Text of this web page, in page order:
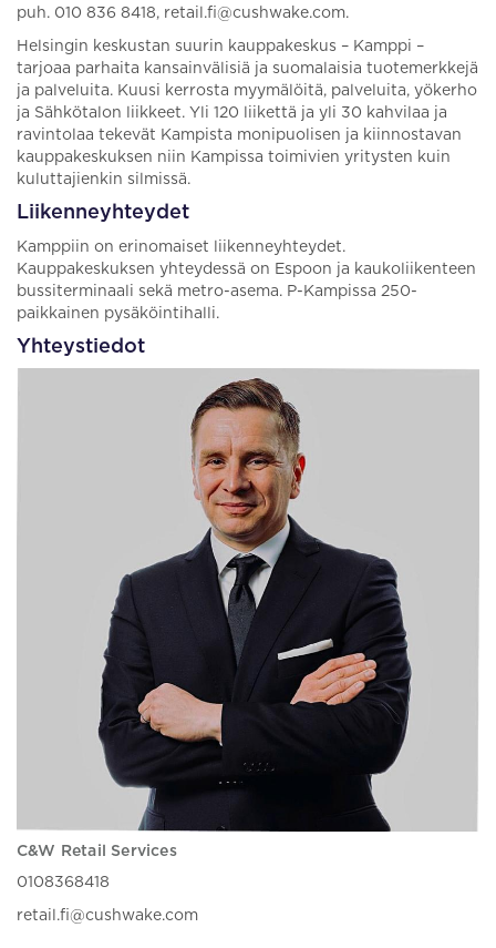
puh. 010 836 8418, retail.fi@cushwake.com.
Helsingin keskustan suurin kauppakeskus – Kamppi –
tarjoaa parhaita kansainvälisiä ja suomalaisia tuotemerkkejä
ja palveluita. Kuusi kerrosta myymälöitä, palveluita, yökerho
ja Sähkötalon liikkeet. Yli 120 liikettä ja yli 30 kahvilaa ja
ravintolaa tekevät Kampista monipuolisen ja kiinnostavan
kauppakeskuksen niin Kampissa toimivien yritysten kuin
kuluttajienkin silmissä.
Liikenneyhteydet
Kamppiin on erinomaiset liikenneyhteydet.
Kauppakeskuksen yhteydessä on Espoon ja kaukoliikenteen
bussiterminaali sekä metro-asema. P-Kampissa 250-
paikkainen pysäköintihalli.
Yhteystiedot
C&W Retail Services
0108368418
retail.fi@cushwake.com